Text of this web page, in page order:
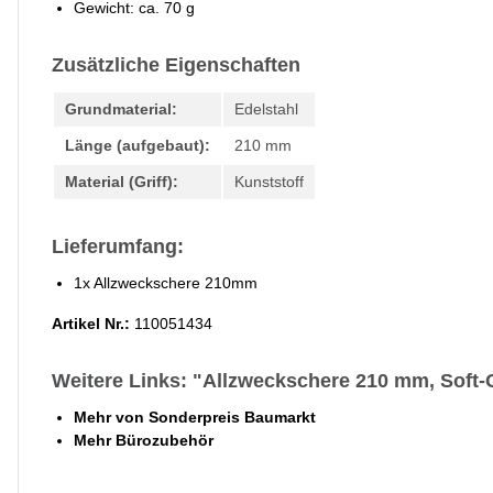
Gewicht: ca. 70 g
Zusätzliche Eigenschaften
Grundmaterial: Edelstahl
Länge (aufgebaut): 210 mm
Material (Griff): Kunststoff
Lieferumfang:
1x Allzweckschere 210mm
Artikel Nr.: 110051434
Weitere Links: "Allzweckschere 210 mm, Soft-
Mehr von Sonderpreis Baumarkt
Mehr Bürozubehör